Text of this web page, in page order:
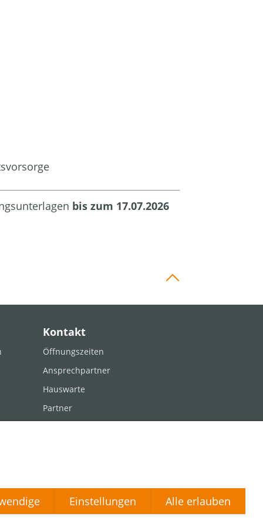
bis zum 17.07.2026
Kontakt
Öffnungszeiten
Ansprechpartner
Hauswarte
Partner
Einstellungen Alle erlauben